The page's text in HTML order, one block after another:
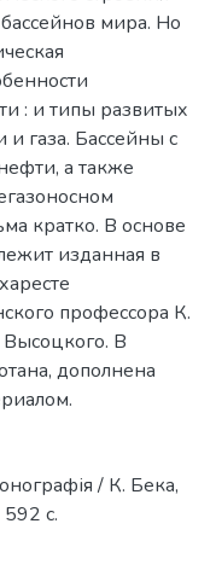
мира. Но
: и типы развитых
газа. Бассейны с
а также
кратко. В основе
изданная в
профессора К.
В
дополнена
/ К. Бека,
с.